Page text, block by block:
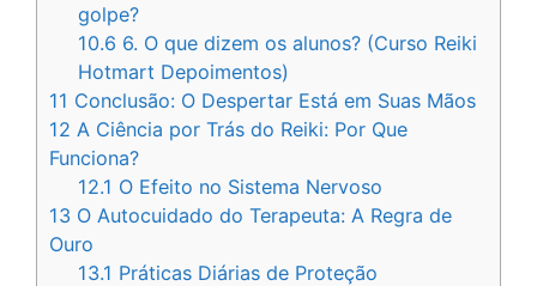
golpe?
10.6 6. O que dizem os alunos? (Curso Reiki
Hotmart Depoimentos)
11 Conclusão: O Despertar Está em Suas Mãos
12 A Ciência por Trás do Reiki: Por Que
Funciona?
12.1 O Efeito no Sistema Nervoso
13 O Autocuidado do Terapeuta: A Regra de
Ouro
13.1 Práticas Diárias de Proteção